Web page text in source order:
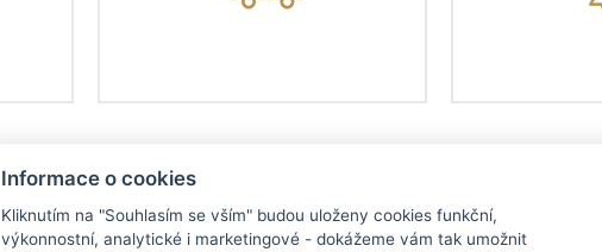
Informace o cookies
Kliknutím na "Souhlasím se vším" budou uloženy cookies funkční,
výkonnostní, analytické i marketingové - dokážeme vám tak umožnit